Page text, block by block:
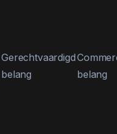
Gerechtvaardigd
belang
belang